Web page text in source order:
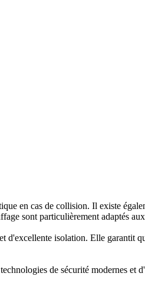
en cas de collision. Il existe
sont particulièrement adaptés
isolation. Elle garantit
de sécurité modernes et